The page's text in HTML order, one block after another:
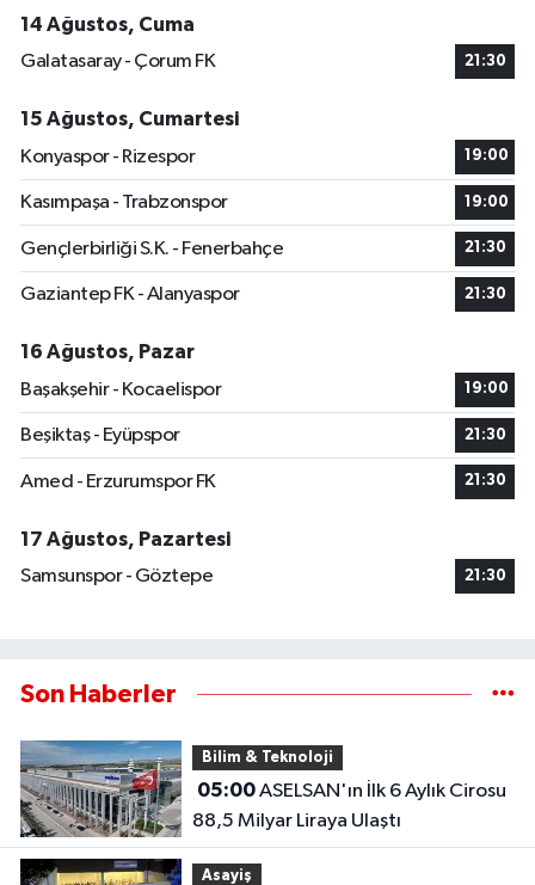
14 Ağustos, Cuma
Galatasaray - Çorum FK
21:30
15 Ağustos, Cumartesi
Konyaspor - Rizespor
19:00
Kasımpaşa - Trabzonspor 19:00
Gençlerbirliği S.K. - Fenerbahçe 21:30
Gaziantep FK - Alanyaspor 21:30
16 Ağustos, Pazar
Başakşehir - Kocaelispor
19:00
Beşiktaş - Eyüpspor 21:30
Amed - Erzurumspor FK 21:30
17 Ağustos, Pazartesi
Samsunspor - Göztepe
21:30
Son Haberler
Bilim & Teknoloji
05:00ASELSAN'ın İlk 6 Aylık Cirosu
88,5 Milyar Liraya Ulaştı
Asayiş